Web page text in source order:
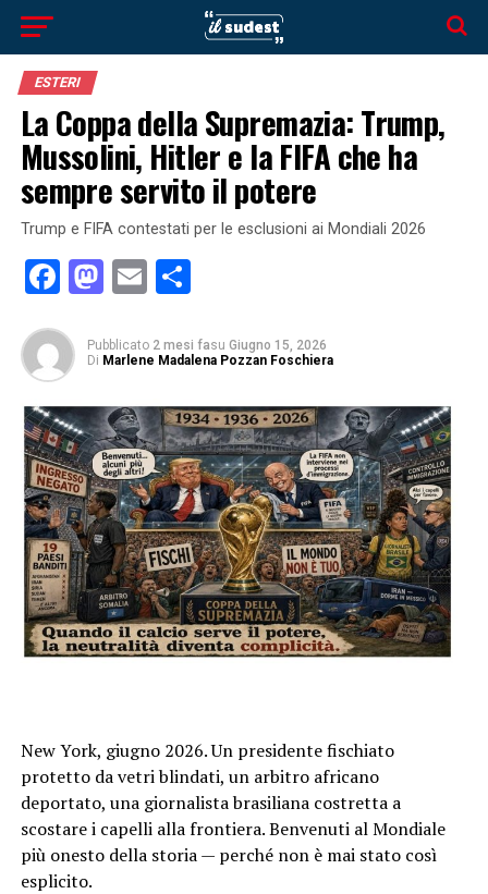
ESTERI
La Coppa della Supremazia: Trump,
Mussolini, Hitler e la FIFA che ha
sempre servito il potere
Trump e FIFA contestati per le esclusioni ai Mondiali 2026
Facebook
Mastodon
EmailCondividi
Pubblicato 2 mesi fasu Giugno 15, 2026
Di Marlene Madalena Pozzan Foschiera
New York, giugno 2026. Un presidente fischiato
protetto da vetri blindati, un arbitro africano
deportato, una giornalista brasiliana costretta a
scostare i capelli alla frontiera. Benvenuti al Mondiale
più onesto della storia — perché non è mai stato così
esplicito.